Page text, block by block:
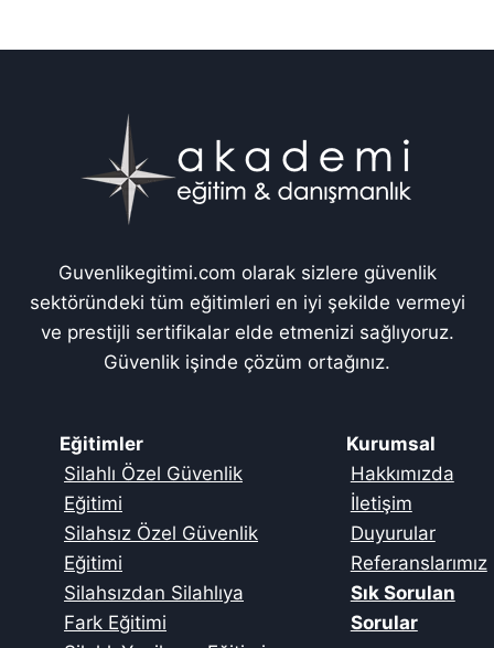
Guvenlikegitimi.com olarak sizlere güvenlik
sektöründeki tüm eğitimleri en iyi şekilde vermeyi
ve prestijli sertifikalar elde etmenizi sağlıyoruz.
Güvenlik işinde çözüm ortağınız.
Eğitimler
Silahlı Özel Güvenlik
Eğitimi
Silahsız Özel Güvenlik
Eğitimi
Silahsızdan Silahlıya
Fark Eğitimi
Kurumsal
Hakkımızda
İletişim
Duyurular
Referanslarımız
Sık Sorulan
Sorular